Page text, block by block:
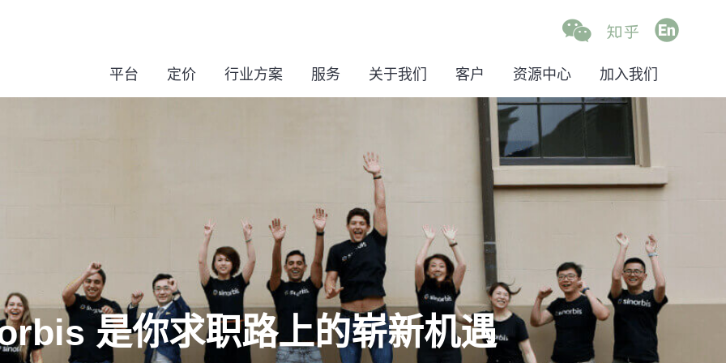
平台 定价 行业方案 服务 关于我们 客户 资源中心 加入我们
是你求职路上的崭新机遇